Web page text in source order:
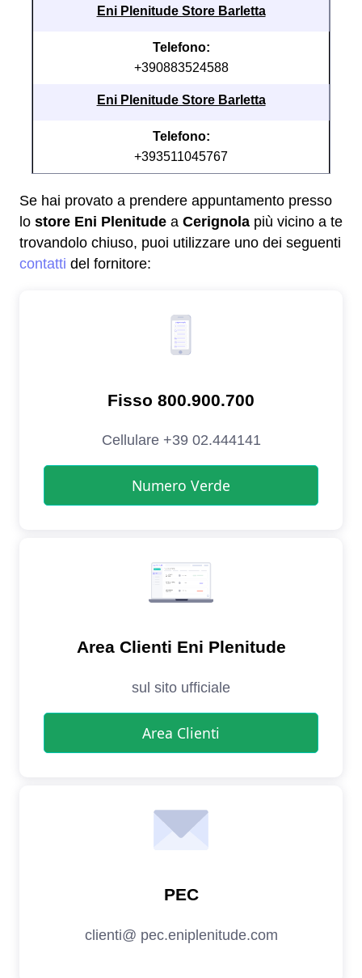
Eni Plenitude Store Barletta
Telefono:
+390883524588
Eni Plenitude Store Barletta
Telefono:
+393511045767
Se hai provato a prendere appuntamento presso
lo store Eni Plenitude a Cerignola più vicino a te
trovandolo chiuso, puoi utilizzare uno dei seguenti
contatti del fornitore: